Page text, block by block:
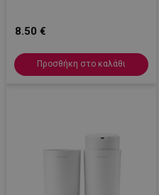
8.50 €
Προσθήκη στο καλάθι